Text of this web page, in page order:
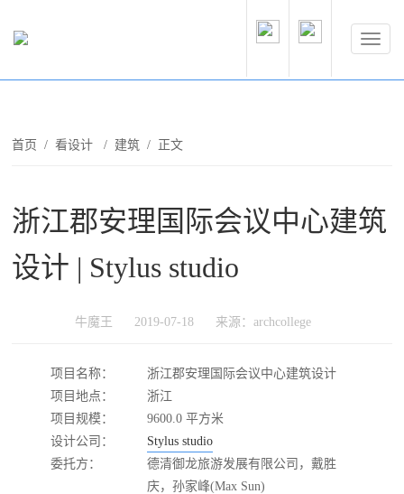
首页 /看设计 / 建筑 / 正文
浙江郡安理国际会议中心建筑
设计 | Stylus studio
牛魔王 2019-07-18 来源：archcollege
项目名称：
浙江郡安理国际会议中心建筑设计
项目地点：
浙江
项目规模：
9600.0 平方米
设计公司：
Stylus studio
委托方：
德清御龙旅游发展有限公司，戴胜
庆，孙家峰(Max Sun)